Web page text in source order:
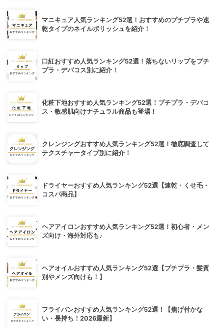
マニキュア人気ランキング52選！おすすめのプチプラや速
乾タイプのネイルポリッシュを紹介！
口紅おすすめ人気ランキング52選！落ちないリップをプチ
プラ・デパコス別に紹介！
化粧下地おすすめ人気ランキング52選！プチプラ・デパコ
ス・敏感肌向けナチュラル商品も登場！
クレンジングおすすめ人気ランキング52選！徹底調査して
テクスチャータイプ別に紹介！
ドライヤーおすすめ人気ランキング52選【速乾・くせ毛・
コスパ商品】
ヘアアイロンおすすめ人気ランキング52選！初心者・メン
ズ向け・海外対応も♪
ヘアオイルおすすめ人気ランキング52選【プチプラ・髪質
別やメンズ向けも！】
フライパンおすすめ人気ランキング52選！【焦げ付かな
い・長持ち！2026最新】